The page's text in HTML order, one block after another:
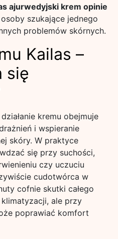
ajurwedyjski krem opinie
szukające jednego
problemów skórnych.
Kailas –
się
kremu obejmuje
i wspieranie
skóry. W praktyce
się przy suchości,
czy uczuciu
cudotwórca w
cofnie skutki całego
ale przy
poprawiać komfort